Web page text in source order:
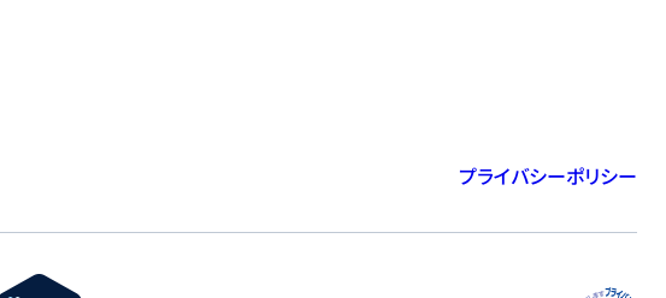
プライバシーポリシー